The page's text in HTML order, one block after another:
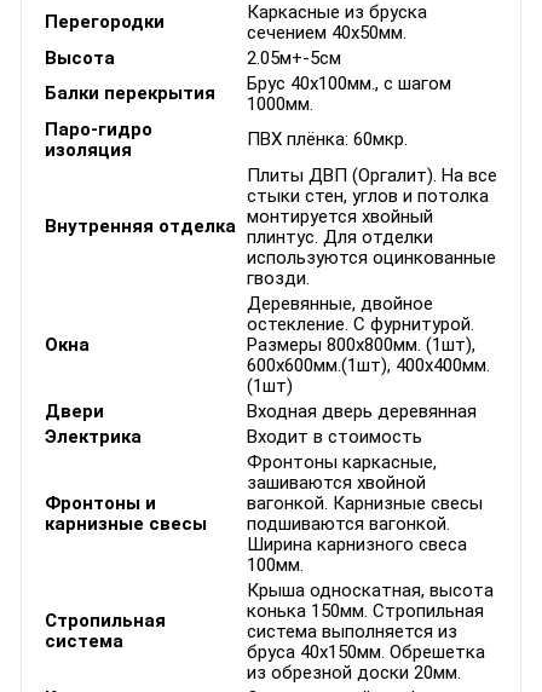
Перегородки
Каркасные из бруска
сечением 40х50мм.
Высота
2.05м+-5см
Балки перекрытия
Брус 40х100мм., с шагом
1000мм.
Паро-гидро
изоляция
ПВХ плёнка: 60мкр.
Внутренняя отделка
Плиты ДВП (Оргалит). На все
стыки стен, углов и потолка
монтируется хвойный
плинтус. Для отделки
используются оцинкованные
гвозди.
Окна
Деревянные, двойное
остекление. С фурнитурой.
Размеры 800х800мм. (1шт),
600х600мм.(1шт), 400х400мм.
(1шт)
Двери
Входная дверь деревянная
Электрика
Входит в стоимость
Фронтоны и
карнизные свесы
Фронтоны каркасные,
зашиваются хвойной
вагонкой. Карнизные свесы
подшиваются вагонкой.
Ширина карнизного свеса
100мм.
Стропильная
система
Крыша односкатная, высота
конька 150мм. Стропильная
система выполняется из
бруса 40х150мм. Обрешетка
из обрезной доски 20мм.